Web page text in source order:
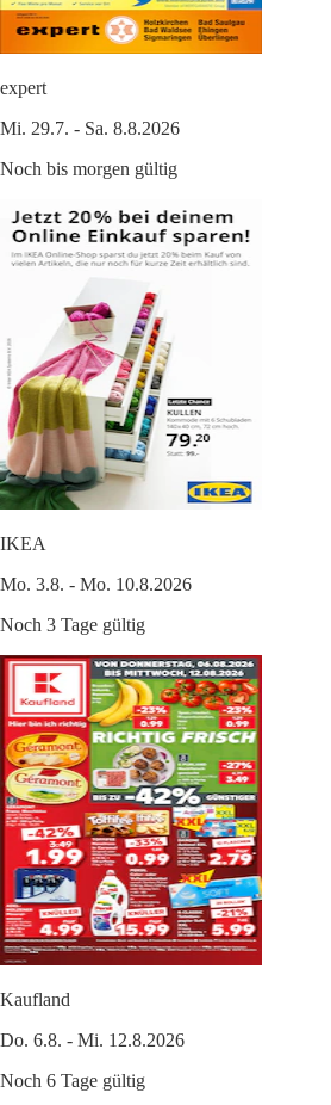
expert
Mi. 29.7. - Sa. 8.8.2026
Noch bis morgen gültig
IKEA
Mo. 3.8. - Mo. 10.8.2026
Noch 3 Tage gültig
Kaufland
Do. 6.8. - Mi. 12.8.2026
Noch 6 Tage gültig